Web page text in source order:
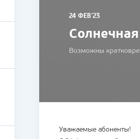
24 ФЕВ'23
Возможны
Уважаемые абоненты!